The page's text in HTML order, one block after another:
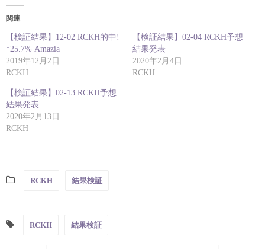
関連
【検証結果】12-02 RCKH的中!
↑25.7% Amazia
2019年12月2日
RCKH
【検証結果】02-04 RCKH予想
結果発表
2020年2月4日
RCKH
【検証結果】02-13 RCKH予想
結果発表
2020年2月13日
RCKH
RCKH 結果検証
RCKH 結果検証